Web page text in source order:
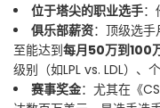
位于塔尖的职业选手：
俱乐部薪资：顶级选
至能达到每月50万到100
级别（如LPL vs. LDL）、
赛事奖金：尤其在《